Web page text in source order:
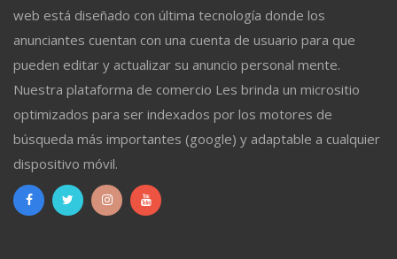
web está diseñado con última tecnología donde los
anunciantes cuentan con una cuenta de usuario para que
pueden editar y actualizar su anuncio personal mente.
Nuestra plataforma de comercio Les brinda un micrositio
optimizados para ser indexados por los motores de
búsqueda más importantes (google) y adaptable a cualquier
dispositivo móvil.